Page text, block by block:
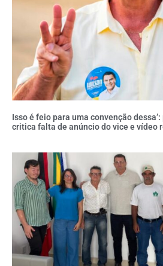
Isso é feio para uma convenção
critica falta de anúncio do vice e vídeo